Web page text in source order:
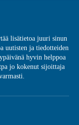
lisätietoa juuri sinun
uutisten ja tiedotteiden
hyvin helppoa
jo kokenut sijoittaja